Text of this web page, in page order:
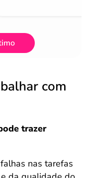
com
trazer
nas tarefas